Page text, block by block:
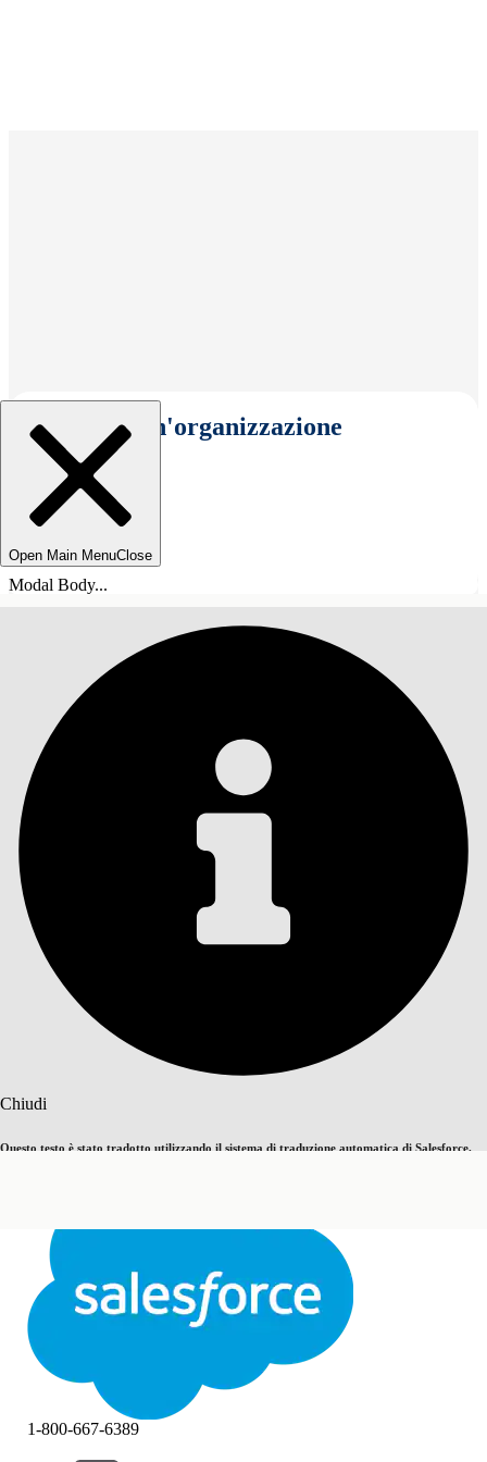
Seleziona un'organizzazione
Open Main MenuClose
Modal Body...
Chiudi
Questo testo è stato tradotto utilizzando il sistema di traduzione automatica di Salesforce.
Chiudi Chiudi
SOMMARIO
1-800-667-6389